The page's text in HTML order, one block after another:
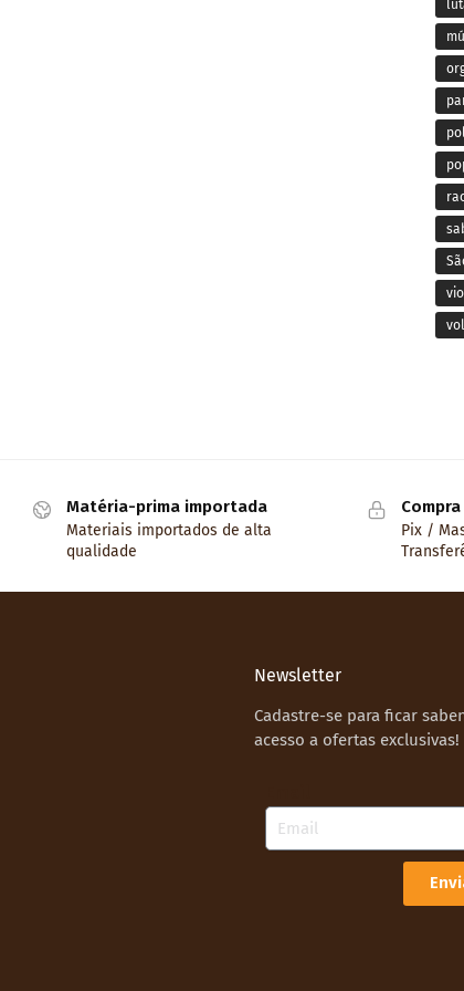
Matéria-prima importada
Materiais importados de alta
qualidade
Pix /
Newsletter
Cadastre-se para ficar
acesso a ofertas exclusivas!